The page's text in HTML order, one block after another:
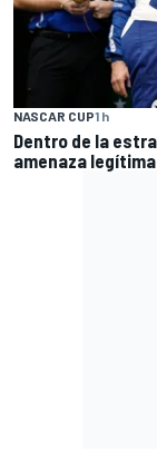
NASCAR CUP1 h
Dentro de la
amenaza